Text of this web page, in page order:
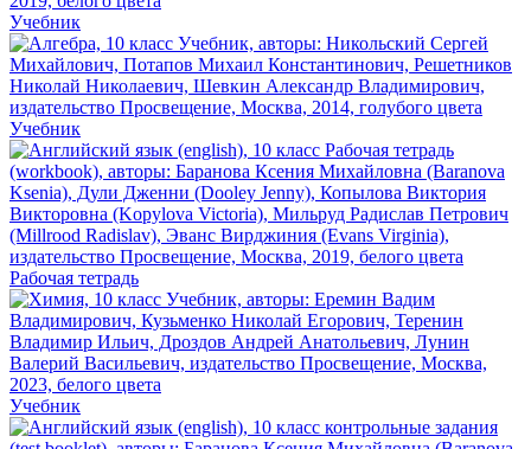
Учебник
Учебник
Рабочая тетрадь
Учебник